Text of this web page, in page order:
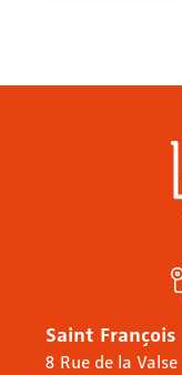
Saint François
8 Rue de la Valse